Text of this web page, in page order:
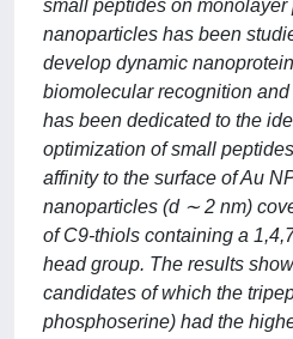
small peptides on monolayer
nanoparticles has been
develop dynamic
biomolecular recognition
has been dedicated to the
optimization of small
affinity to the surface of Au
nanoparticles (d ∼ 2 nm)
of C9-thiols containing a
head group. The results
candidates of which the
phosphoserine) had the